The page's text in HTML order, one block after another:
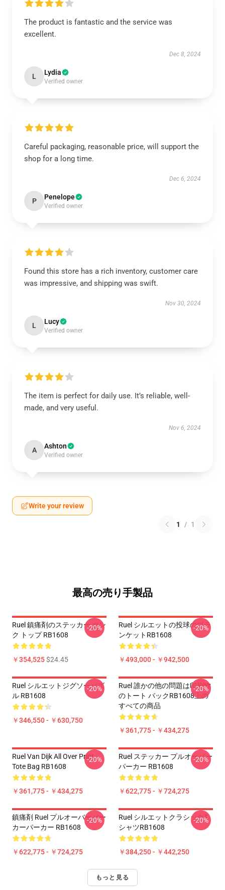
The product is fantastic and the service was
excellent.
Dec 8, 2024
L Lydia
Verified owner
Careful packaging, reasonable price, will support the
shop for a long time.
Dec 6, 2024
P Penelope
Verified owner
Found this store has a rich inventory, customer care
was impressive, and shipping was swift.
Nov 30, 2024
L Lucy
Verified owner
The item is perfect for daily use. It’s reliable, well-
made, and very useful.
Nov 6, 2024
A Ashton
Verified owner
Write your review
1 / 1
最高の売り手製品
Ruel 鎮痛剤のステッカー タン
ク トップ RB1608
￥354,525$24.45
-20%
Ruel シルエットの投球のブラ
ンケットRB1608
￥493,000 - ￥942,500
-20%
Ruel シルエットジグソーパズ
ル RB1608
￥346,550 - ￥630,750
-20%
Ruel 誰かの他の問題は印刷物
のトート バックRB1608上の
すべての商品
￥361,775 - ￥434,275
-20%
Ruel Van Dijk All Over Print
Tote Bag RB1608
￥361,775 - ￥434,275
-20%
Ruel ステッカー プルオーバー
パーカー RB1608
￥622,775 - ￥724,275
-20%
鎮痛剤 Ruel プルオーバーパー
カーパーカー RB1608
￥622,775 - ￥724,275
-20%
Ruel シルエットクラシックT
シャツRB1608
￥384,250 - ￥442,250
-20%
もっと見る